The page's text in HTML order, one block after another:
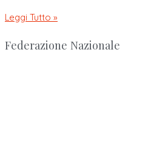
Leggi Tutto »
Federazione Nazionale